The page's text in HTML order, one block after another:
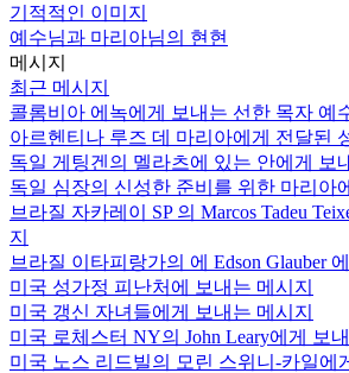
기적적인 이미지
예수님과 마리아님의 현현
메시지
최근 메시지
콜롬비아 에녹에게 보내는 선한 목자 예
아르헨티나 루즈 데 마리아에게 전달된
독일 게팅겐의 멜라츠에 있는 안에게 보
독일 심장의 신성한 준비를 위한 마리아
브라질 자카레이 SP 의 Marcos Tadeu
지
브라질 이타피랑가의 에 Edson Glauber
미국 성가정 피난처에 보내는 메시지
미국 갱신 자녀들에게 보내는 메시지
미국 로체스터 NY의 John Leary에게 보
미국 노스 리드빌의 모린 스위니-카일에